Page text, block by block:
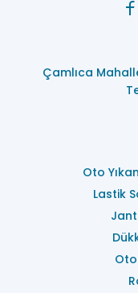
Çamlıca
Oto
Lastik